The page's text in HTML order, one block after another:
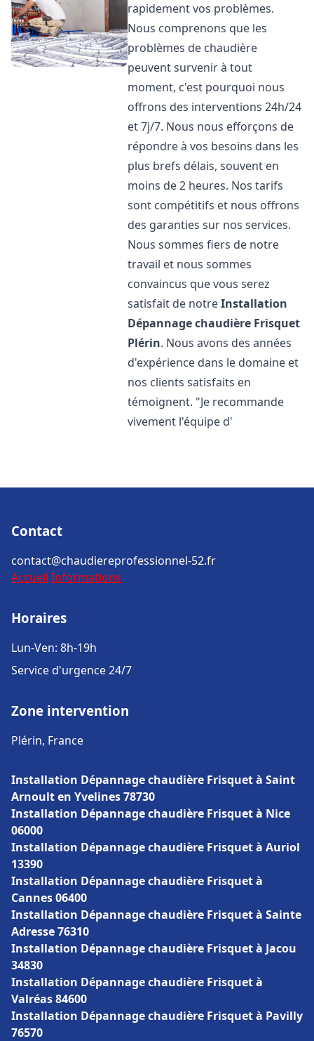
rapidement vos problèmes.
Nous comprenons que les
problèmes de chaudière
peuvent survenir à tout
moment, c'est pourquoi nous
offrons des interventions 24h/24
et 7j/7. Nous nous efforçons de
répondre à vos besoins dans les
plus brefs délais, souvent en
moins de 2 heures. Nos tarifs
sont compétitifs et nous offrons
des garanties sur nos services.
Nous sommes fiers de notre
travail et nous sommes
convaincus que vous serez
satisfait de notreInstallation
Dépannage chaudière Frisquet
Plérin. Nous avons des années
d'expérience dans le domaine et
nos clients satisfaits en
témoignent. "Je recommande
vivement l'équipe d'
Contact
contact@chaudiereprofessionnel-52.fr
Accueil Informations
Horaires
Lun-Ven: 8h-19h
Service d'urgence 24/7
Zone intervention
Plérin, France
Installation Dépannage chaudière Frisquet à Saint
Arnoult en Yvelines 78730
Installation Dépannage chaudière Frisquet à Nice
06000
Installation Dépannage chaudière Frisquet à Auriol
13390
Installation Dépannage chaudière Frisquet à
Cannes 06400
Installation Dépannage chaudière Frisquet à Sainte
Adresse 76310
Installation Dépannage chaudière Frisquet à Jacou
34830
Installation Dépannage chaudière Frisquet à
Valréas 84600
Installation Dépannage chaudière Frisquet à Pavilly
76570